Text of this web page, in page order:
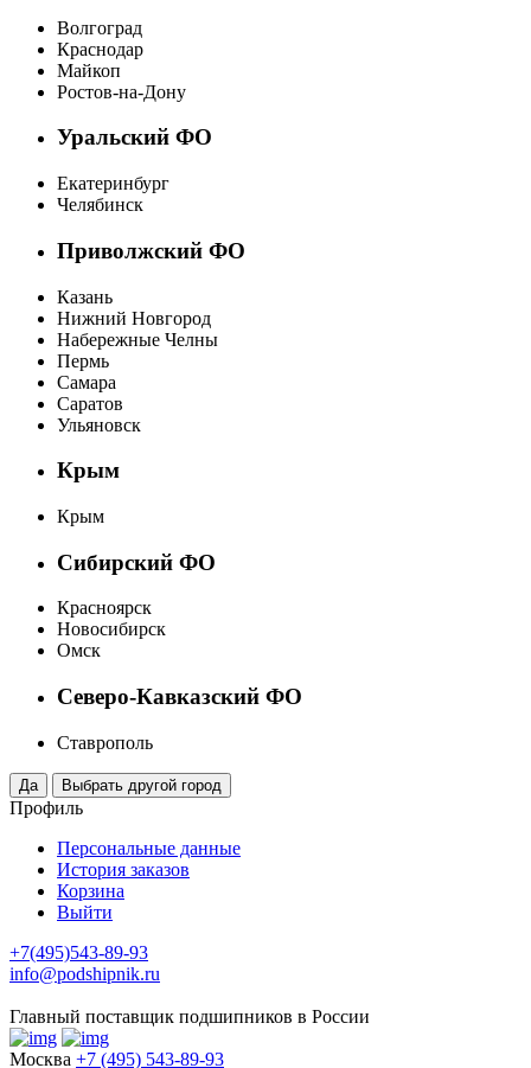
Волгоград
Краснодар
Майкоп
Ростов-на-Дону
Уральский ФО
Екатеринбург
Челябинск
Приволжский ФО
Казань
Нижний Новгород
Набережные Челны
Пермь
Самара
Саратов
Ульяновск
Крым
Крым
Сибирский ФО
Красноярск
Новосибирск
Омск
Северо-Кавказский ФО
Ставрополь
Профиль
Персональные данные
История заказов
Корзина
Выйти
+7(495)543-89-93
info@podshipnik.ru
Главный поставщик подшипников в России
Москва +7 (495) 543-89-93